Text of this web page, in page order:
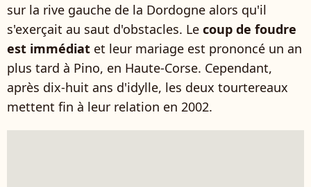
sur la rive gauche de la Dordogne alors qu'il
s'exerçait au saut d'obstacles. Le coup de foudre
est immédiat et leur mariage est prononcé un an
plus tard à Pino, en Haute-Corse. Cependant,
après dix-huit ans d'idylle, les deux tourtereaux
mettent fin à leur relation en 2002.